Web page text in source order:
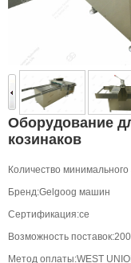
Оборудование
козинаков
Количество
Бренд:Gelgoog машин
Сертификация:се
Возможность
Метод оплаты:WEST